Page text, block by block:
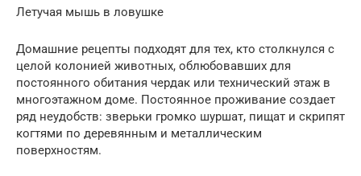
Летучая мышь в ловушке
Домашние рецепты подходят для тех, кто столкнулся с
целой колонией животных, облюбовавших для
постоянного обитания чердак или технический этаж в
многоэтажном доме. Постоянное проживание создает
ряд неудобств: зверьки громко шуршат, пищат и скрипят
когтями по деревянным и металлическим
поверхностям.